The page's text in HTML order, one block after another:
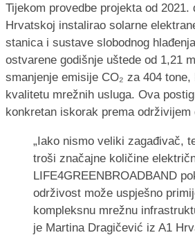
Tijekom provedbe projekta od 2021.
Hrvatskoj instalirao solarne
stanica i sustave slobodnog
ostvarene godišnje uštede od 1,21
smanjenje emisije CO₂ za 404
kvalitetu mrežnih usluga. Ova
konkretan iskorak prema održivijem
„Iako nismo veliki zagađivač,
troši značajne količine
LIFE4GREENBROADBAND
održivost može uspješno
kompleksnu mrežnu
je Martina Dragičević iz A1